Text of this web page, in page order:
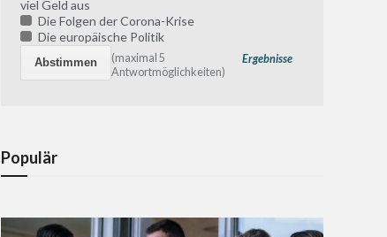
viel Geld aus
Die Folgen der Corona-Krise
Die europäische Politik
Ergebnisse
(maximal 5
Antwortmöglichkeiten)
Populär